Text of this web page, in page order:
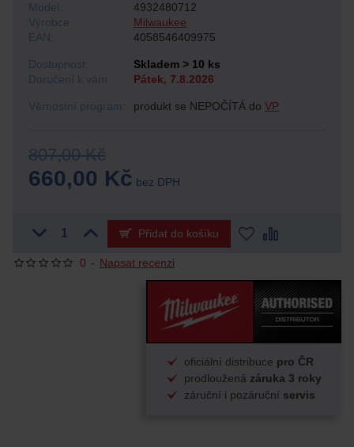
0 - Napsat recenzi
807,00 Kč
660,00 Kč bez DPH
Věrnostní program: produkt se NEPOČÍTÁ do VP
Dostupnost:
Skladem > 10 ks
Doručení k vám:
Pátek, 7.8.2026
Výrobce: Milwaukee
Model: 4932480712
EAN: 4058546409975
Přidat do košíku
oficiální distribuce pro ČR
prodloužená záruka 3 roky
záruční i pozáruční servis